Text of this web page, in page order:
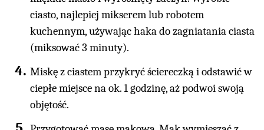
ciasto, najlepiej mikserem lub robotem
kuchennym, używając haka do zagniatania ciasta
(miksować 3 minuty).
Miskę z ciastem przykryć ściereczką i odstawić w
ciepłe miejsce na ok. 1 godzinę, aż podwoi swoją
objętość.